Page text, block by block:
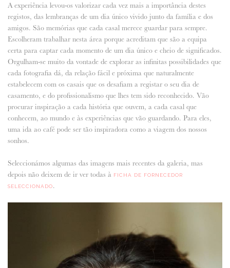
A experiência levou-os valorizar cada vez mais a importância destes
registos, das lembranças de um dia único vivido junto da família e dos
amigos. São memórias que cada casal merece guardar para sempre.
Escolheram trabalhar nesta área porque acreditam que são a equipa
certa para captar cada momento de um dia único e cheio de significados.
Orgulham-se muito da vontade de explorar as infinitas possibilidades que
cada fotografia dá, da relação fácil e próxima que naturalmente
estabelecem com os casais que os desafiam a registar o seu dia de
casamento, e do profissionalismo que lhes tem sido reconhecido. Vão
procurar inspiração a cada história que ouvem, a cada casal que
conhecem, ao mundo e às experiências que vão guardando. Para eles,
uma ida ao café pode ser tão inspiradora como a viagem dos nossos
sonhos.
Seleccionámos algumas das imagens mais recentes da galeria, mas
depois não deixem de ir ver todas à
FICHA DE FORNECEDOR
SELECCIONADO.